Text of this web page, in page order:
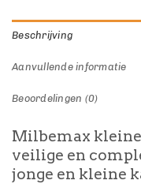
Beschrijving
Aanvullende informatie
Beoordelingen (0)
Milbemax kleine
veilige en
jonge en kleine